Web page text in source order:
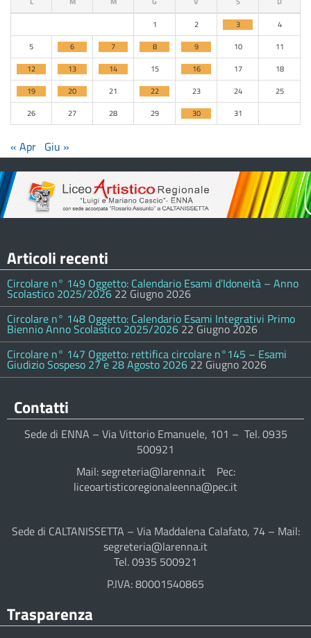
1 2 3
4
5
6 7 8 9 10
11
12
13 14 15 16 17
18
19
20 21 22 23 24
25
26
27 28 29 30 31
« Apr Giu »
Articoli recenti
Circolare n° 149 Oggetto: Calendario Esami d’Idoneità – Anno
Scolastico 2025/2026 22 Giugno 2026
Circolare n° 148 Oggetto: Calendario Esami Integrativi Primo
Biennio Anno Scolastico 2025/2026 22 Giugno 2026
Circolare n° 147 Oggetto: rettifica circolare n°145 – Esami
Giudizio Sospeso 27 e 28 Agosto 2026 22 Giugno 2026
Contatti
Sede di ENNA – Via Vittorio Emanuele, 101 – Tel. 0935
500921
Mail: segreteria@larenna.it Pec:
liceoartisticoregionaleenna@pec.it
Sede di CALTANISSETTA – Via Maddalena Calafato, 74 – Mail:
segreteria@larenna.it
Tel. 0935 500921
P.IVA: 80001540865
Trasparenza